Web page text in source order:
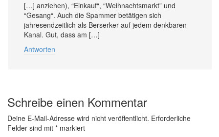
[…] anziehen), “Einkauf“, “Weihnachtsmarkt” und
“Gesang“. Auch die Spammer betätigen sich
jahresendzeitlich als Berserker auf jedem denkbaren
Kanal. Gut, dass am […]
Antworten
Schreibe einen Kommentar
Deine E-Mail-Adresse wird nicht veröffentlicht. Erforderliche
Felder sind mit * markiert